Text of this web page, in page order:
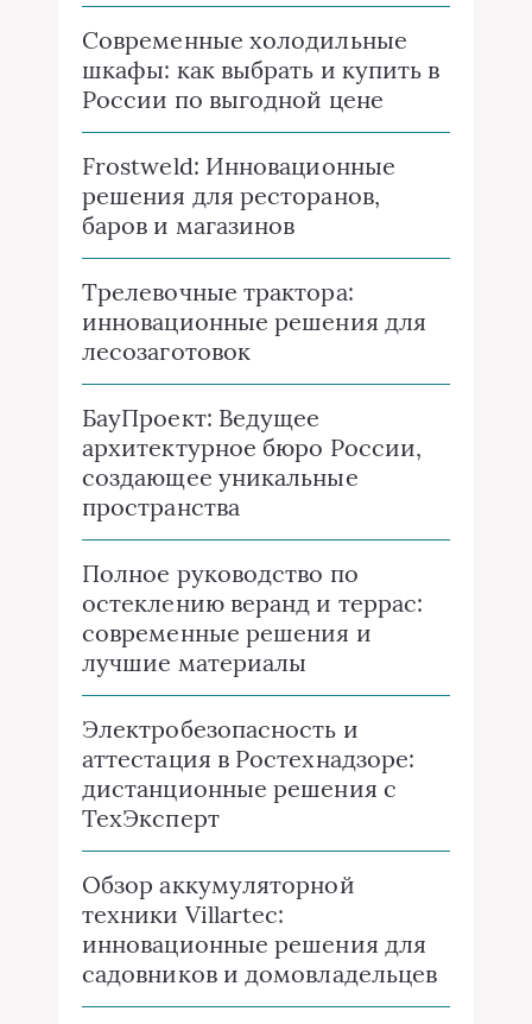
Современные холодильные
шкафы: как выбрать и купить в
России по выгодной цене
Frostweld: Инновационные
решения для ресторанов,
баров и магазинов
Трелевочные трактора:
инновационные решения для
лесозаготовок
БауПроект: Ведущее
архитектурное бюро России,
создающее уникальные
пространства
Полное руководство по
остеклению веранд и террас:
современные решения и
лучшие материалы
Электробезопасность и
аттестация в Ростехнадзоре:
дистанционные решения с
ТехЭксперт
Обзор аккумуляторной
техники Villartec:
инновационные решения для
садовников и домовладельцев